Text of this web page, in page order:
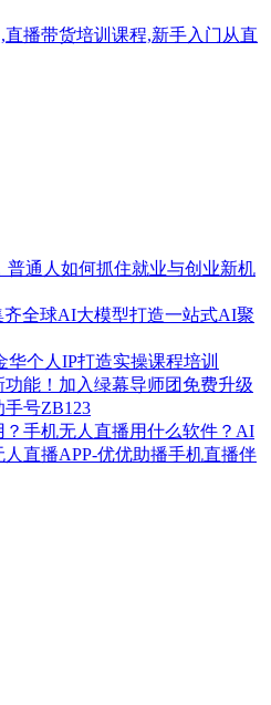
直播带货培训课程,新手入门从直
通人如何抓住就业与创业新机
齐全球AI大模型打造一站式AI聚
个人IP打造实操课程培训
能！加入绿幕导师团免费升级
号ZB123
手机无人直播用什么软件？AI
直播APP-优优助播手机直播伴